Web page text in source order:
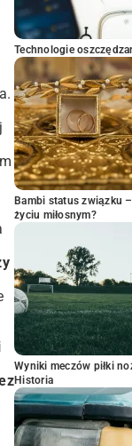
Technologie
Bambi status związku
życiu miłosnym?
Wyniki meczów piłki
Historia